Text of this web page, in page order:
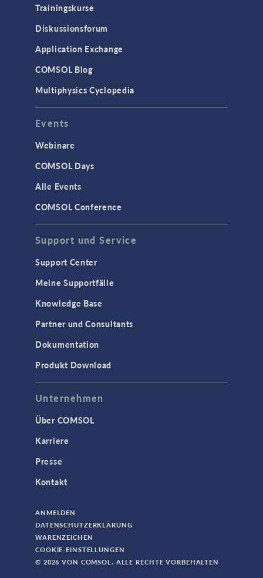
Trainingskurse
Diskussionsforum
Application Exchange
COMSOL Blog
Multiphysics Cyclopedia
Events
Webinare
COMSOL Days
Alle Events
COMSOL Conference
Support und Service
Support Center
Meine Supportfälle
Knowledge Base
Partner und Consultants
Dokumentation
Produkt Download
Unternehmen
Über COMSOL
Karriere
Presse
Kontakt
ANMELDEN
DATENSCHUTZERKLÄRUNG
WARENZEICHEN
COOKIE-EINSTELLUNGEN
© 2026 VON COMSOL. ALLE RECHTE VORBEHALTEN